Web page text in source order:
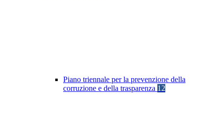
Piano triennale per la prevenzione della
corruzione e della trasparenza 12